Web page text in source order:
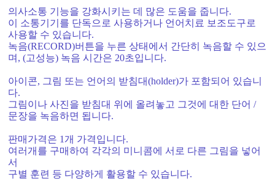
의사소통 기능을 강화시키는 데 많은 도움을 줍니다.
이 소통기기를 단독으로 사용하거나 언어치료 보조도구로
사용할 수 있습니다.
녹음(RECORD)버튼을 누른 상태에서 간단히 녹음할 수 있으
며 , (고성능) 녹음 시간은 20초입니다.
아이콘, 그림 또는 언어의 받침대(holder)가 포함되어 있습니
다.
그림이나 사진을 받침대 위에 올려놓고 그것에 대한 단어 /
문장을 녹음하면 됩니다.
판매가격은 1개 가격입니다.
여러 개를 구매하여 각각의 미니콤에 서로 다른 그림을 넣어
서
구별 훈련 등 다양하게 활용할 수 있습니다.